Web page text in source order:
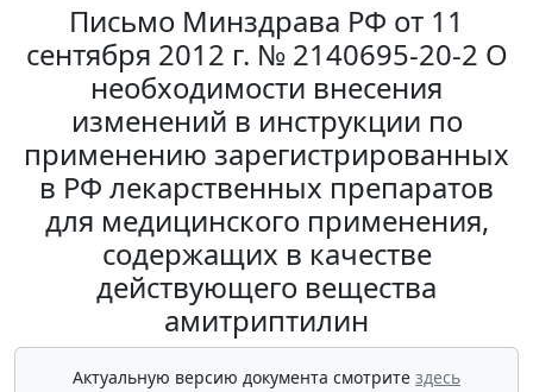
Письмо Минздрава РФ от 11
сентября 2012 г. № 2140695-20-2 О
необходимости внесения
изменений в инструкции по
применению зарегистрированных
в РФ лекарственных препаратов
для медицинского применения,
содержащих в качестве
действующего вещества
амитриптилин
Актуальную версию документа смотрите здесь